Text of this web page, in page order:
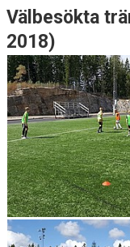
Välbesökta
2018)